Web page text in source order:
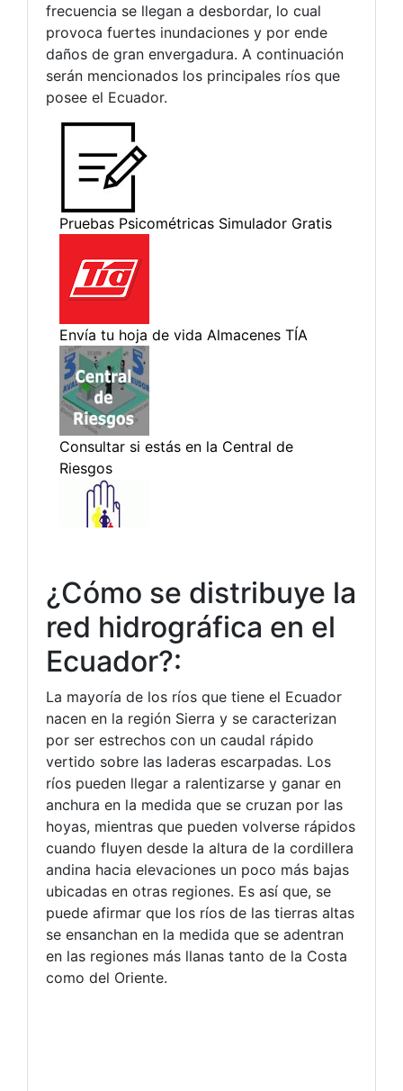
frecuencia se llegan a desbordar, lo cual
provoca fuertes inundaciones y por ende
daños de gran envergadura. A continuación
serán mencionados los principales ríos que
posee el Ecuador.
¿Cómo se distribuye la
red hidrográfica en el
Ecuador?:
La mayoría de los ríos que tiene el Ecuador
nacen en la región Sierra y se caracterizan
por ser estrechos con un caudal rápido
vertido sobre las laderas escarpadas. Los
ríos pueden llegar a ralentizarse y ganar en
anchura en la medida que se cruzan por las
hoyas, mientras que pueden volverse rápidos
cuando fluyen desde la altura de la cordillera
andina hacia elevaciones un poco más bajas
ubicadas en otras regiones. Es así que, se
puede afirmar que los ríos de las tierras altas
se ensanchan en la medida que se adentran
en las regiones más llanas tanto de la Costa
como del Oriente.